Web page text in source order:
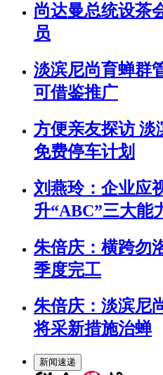
尚达曼总统设茶
员
淡滨尼尚育蝉群
可借鉴推广
方便亲友探访 淡
免费停车计划
刘燕玲：企业应
升“ABC”三大能
朱倍庆：横跨勿
季度完工
朱倍庆：淡滨尼
将采新措施治蝉
新闻速递